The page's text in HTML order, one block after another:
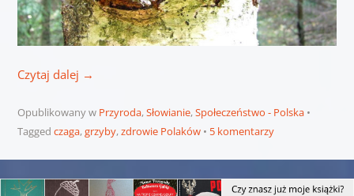
Czytaj dalej →
Opublikowany w Przyroda,Słowianie,Społeczeństwo - Polska
Tagged czaga,grzyby,zdrowie Polaków 5 komentarzy